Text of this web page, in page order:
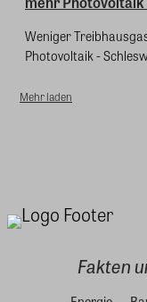
Weniger
Photovoltaik -
Mehr laden
Fakten